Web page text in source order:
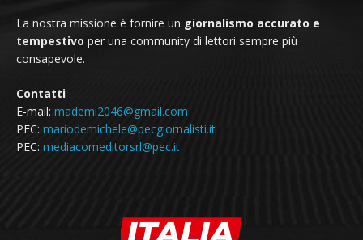
La nostra missione è fornire un giornalismo accurato e
tempestivo per una community di lettori sempre più
consapevole.
Contatti
E-mail: mademi2046@gmail.com
PEC: mariodemichele@pecgiornalisti.it
PEC: mediacomeditorsrl@pec.it